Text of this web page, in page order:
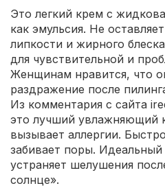
Это легкий крем с
как эмульсия. Не
липкости и жирного
для чувствительной и
Женщинам нравится, что
раздражение после
Из комментария с сайта
это лучший увлажняющий
вызывает аллергии.
забивает поры. Идеальный
устраняет шелушения
солнце».